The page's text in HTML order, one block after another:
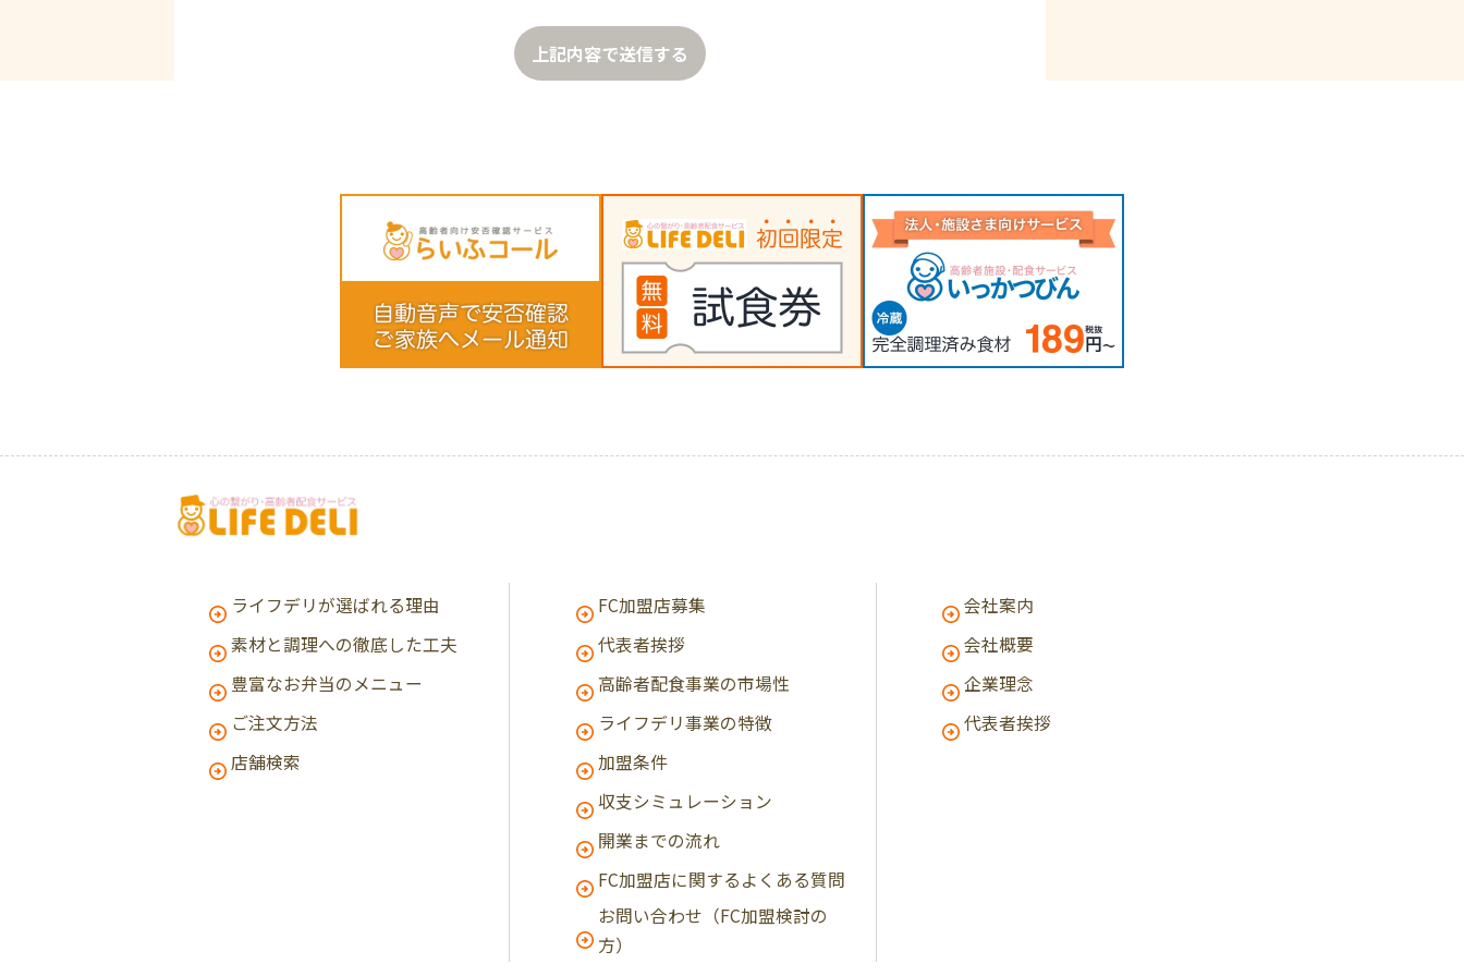
上記内容で送信する
ライフデリが選ばれる理由
素材と調理への徹底した工夫
豊富なお弁当のメニュー
ご注文方法
店舗検索
FC加盟店募集
代表者挨拶
高齢者配食事業の市場性
ライフデリ事業の特徴
加盟条件
収支シミュレーション
開業までの流れ
FC加盟店に関するよくある質問
お問い合わせ（FC加盟検討の
方）
会社案内
会社概要
企業理念
代表者挨拶